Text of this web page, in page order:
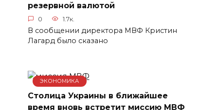
резервной валютой
0 1.7к.
В сообщении директора МВФ Кристин
Лагард было сказано
ЭКОНОМИКА
Столица Украины в ближайшее
время вновь встретит миссию МВФ